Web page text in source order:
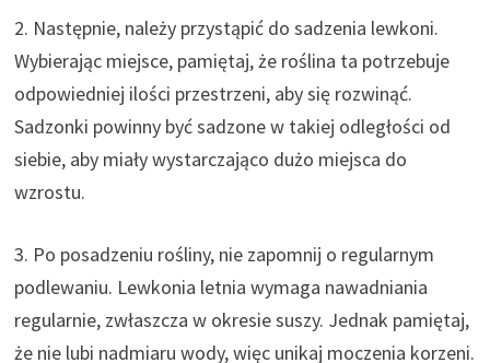
2. Następnie, należy przystąpić do sadzenia lewkoni.
Wybierając miejsce, pamiętaj, że roślina ta potrzebuje
odpowiedniej ilości przestrzeni, aby się rozwinąć.
Sadzonki powinny być sadzone w takiej odległości od
siebie, aby miały wystarczająco dużo miejsca do
wzrostu.
3. Po posadzeniu rośliny, nie zapomnij o regularnym
podlewaniu. Lewkonia letnia wymaga nawadniania
regularnie, zwłaszcza w okresie suszy. Jednak pamiętaj,
że nie lubi nadmiaru wody, więc unikaj moczenia korzeni.